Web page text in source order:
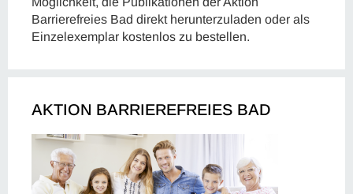
Barrierefreies Bad direkt herunterzuladen oder als
Einzelexemplar kostenlos zu bestellen.
AKTION BARRIEREFREIES BAD